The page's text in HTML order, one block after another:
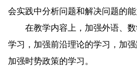
会实践中分析问题和解决问题的能
在教学内容上，加强外语、数
学习，加强前沿理论的学习，加
加强时势政策的学习。